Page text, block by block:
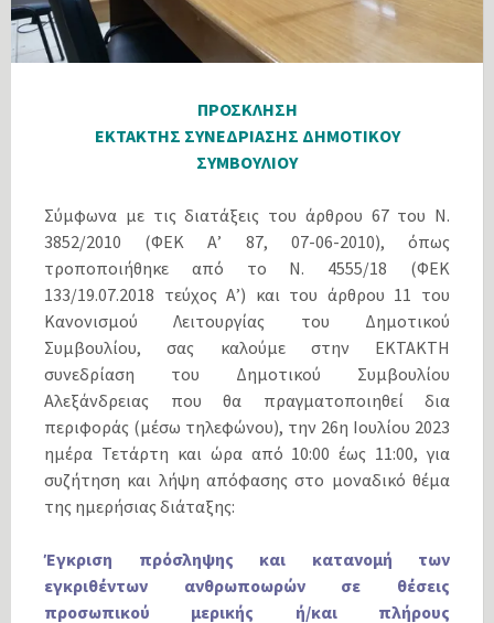
ΠΡΟΣΚΛΗΣΗ
ΕΚΤΑΚΤΗΣ ΣΥΝΕΔΡΙΑΣΗΣ ΔΗΜΟΤΙΚΟΥ
ΣΥΜΒΟΥΛΙΟΥ
Σύμφωνα με τις διατάξεις του άρθρου 67 του Ν.
3852/2010 (ΦΕΚ Α’ 87, 07-06-2010), όπως
τροποποιήθηκε από το N. 4555/18 (ΦΕΚ
133/19.07.2018 τεύχος Α’) και του άρθρου 11 του
Κανονισμού Λειτουργίας του Δημοτικού
Συμβουλίου, σας καλούμε στην ΕΚΤΑΚΤΗ
συνεδρίαση του Δημοτικού Συμβουλίου
Αλεξάνδρειας που θα πραγματοποιηθεί δια
περιφοράς (μέσω τηλεφώνου), την 26η Iουλίου 2023
ημέρα Τετάρτη και ώρα από 10:00 έως 11:00, για
συζήτηση και λήψη απόφασης στο μοναδικό θέμα
της ημερήσιας διάταξης:
Έγκριση πρόσληψης και κατανομή των
εγκριθέντων ανθρωποωρών σε θέσεις
προσωπικού μερικής ή/και πλήρους